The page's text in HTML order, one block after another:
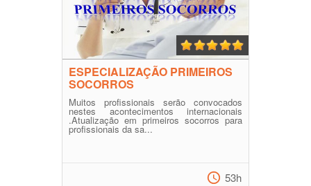
ESPECIALIZAÇÃO PRIMEIROS
SOCORROS
Muitos profissionais serão convocados
nestes acontecimentos internacionais
.Atualização em primeiros socorros para
profissionais da sa...
53h